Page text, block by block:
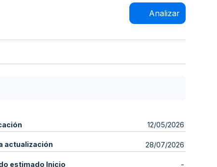
Analizar
12/05/2026
actualización 28/07/2026
estimado Inicio -